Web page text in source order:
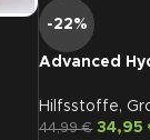
-22%
Advanced
Hilfsstoffe,
44,99€ 34,95